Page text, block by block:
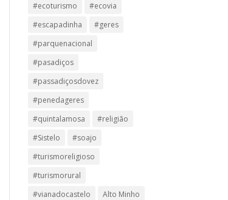
#ecoturismo
#ecovia
#escapadinha
#geres
#parquenacional
#pasadiços
#passadiçosdovez
#penedageres
#quintalamosa
#religião
#Sistelo
#soajo
#turismoreligioso
#turismorural
#vianadocastelo
Alto Minho